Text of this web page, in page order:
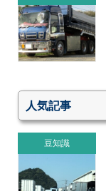
人気記事
豆知識